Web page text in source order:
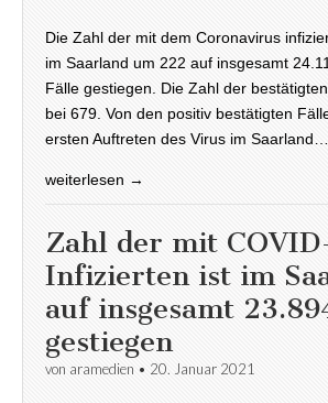
Die Zahl der mit dem Coronavirus
im Saarland um 222 auf insgesamt
Fälle gestiegen. Die Zahl der
bei 679. Von den positiv bestätigten
ersten Auftreten des Virus im Saarland…
weiterlesen →
Zahl der mit
Infizierten ist im
auf insgesamt
gestiegen
von aramedien • 20. Januar 2021